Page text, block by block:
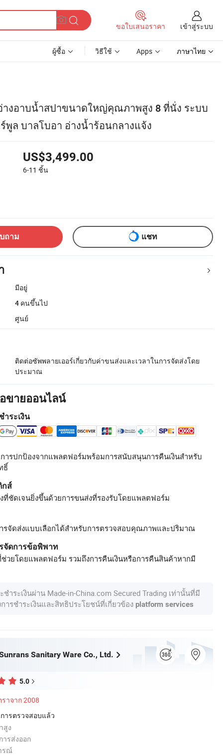
ขอใบเสนอราคา เข้าสู่ระบบ
ผู้ซื้อ วิธีใช้ Apps ภาษาไทย
างอาบน้ำสปาขนาดใหญ่คุณภาพสูง 8 ที่นั่ง ระบบ
พูล บาลโบอา อ่างน้ำร้อนกลางแจ้ง
US$3,499.00
6-11 ชิ้น
ถาม แชท
มีอยู่
4 คนขึ้นไป
ศูนย์
ติดต่อซัพพลายเออร์เกี่ยวกับค่าขนส่งและเวลาในการจัดส่งโดย
ประมาณ
ขายออนไลน์
ำระเงิน
การปกป้องจากแพลตฟอร์มพร้อมการสนับสนุนการคืนเงินสำหรับ
ธิ์
กส์
ที่ชัดเจนยิ่งขึ้นด้วยการขนส่งที่รองรับโดยแพลตฟอร์ม
รจัดส่งแบบเลือกได้สำหรับการตรวจสอบคุณภาพและปริมาณ
จัดการข้อพิพาท
วยโดยแพลตฟอร์ม รวมถึงการคืนเงินหรือการคืนสินค้าหากมี
ำระเงินผ่าน Made-in-China.com Secured Trading เท่านั้นที่มี
ารชำระเงินและสิทธิประโยชน์ที่เกี่ยวข้อง platform services
Sanitary Ware Co., Ltd.
5.0
าจาก 2008
ารตรวจสอบแล้ว
สูง
รส่งออก
รณ์